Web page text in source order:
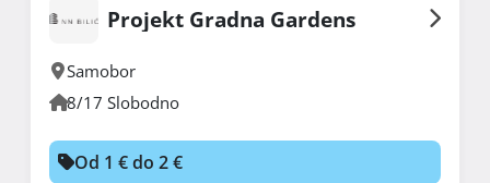
Projekt Gradna Gardens
Samobor
8/17 Slobodno
Od 1 € do 2 €